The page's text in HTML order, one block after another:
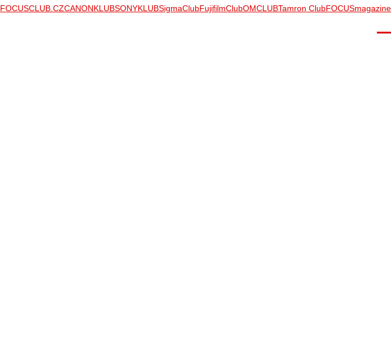
FOCUSCLUB.CZCANONKLUBSONYKLUBSigmaClubFujifilmClubOMCLUBTamron ClubFOCUSmagazine